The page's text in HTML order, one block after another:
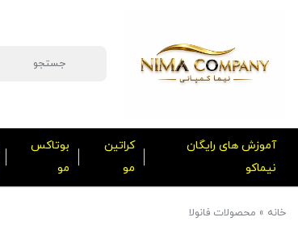
آموزش های رایگان
نیماکو
کراتین
مو
بوتاکس
مو
خانه » محصولات فانولا